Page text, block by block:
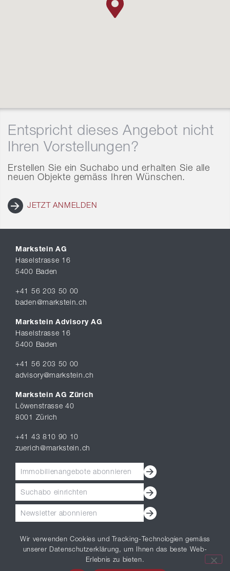
Entspricht dieses Angebot nicht
Ihren Vorstellungen?
Erstellen Sie ein Suchabo und erhalten Sie alle
neuen Objekte gemäss Ihren Wünschen.
JETZT ANMELDEN
Markstein AG
Haselstrasse 16
5400 Baden
+41 56 203 50 00
baden@markstein.ch
Markstein Advisory AG
Haselstrasse 16
5400 Baden
+41 56 203 50 00
advisory@markstein.ch
Markstein AG Zürich
Löwenstrasse 40
8001 Zürich
+41 43 810 90 10
zuerich@markstein.ch
Immobilienangebote abonnieren
Suchabo einrichten
Newsletter abonnieren
Datenschutz
Wir verwenden Cookies und Tracking-Technologien gemäss
unserer Datenschutzerklärung, um Ihnen das beste Web-
Erlebnis zu bieten.